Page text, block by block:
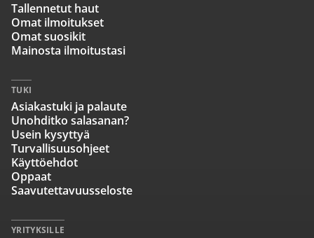
Tallennetut haut
Omat ilmoitukset
Omat suosikit
Mainosta ilmoitustasi
TUKI
Asiakastuki ja palaute
Unohditko salasanan?
Usein kysyttyä
Turvallisuusohjeet
Käyttöehdot
Oppaat
Saavutettavuusseloste
YRITYKSILLE